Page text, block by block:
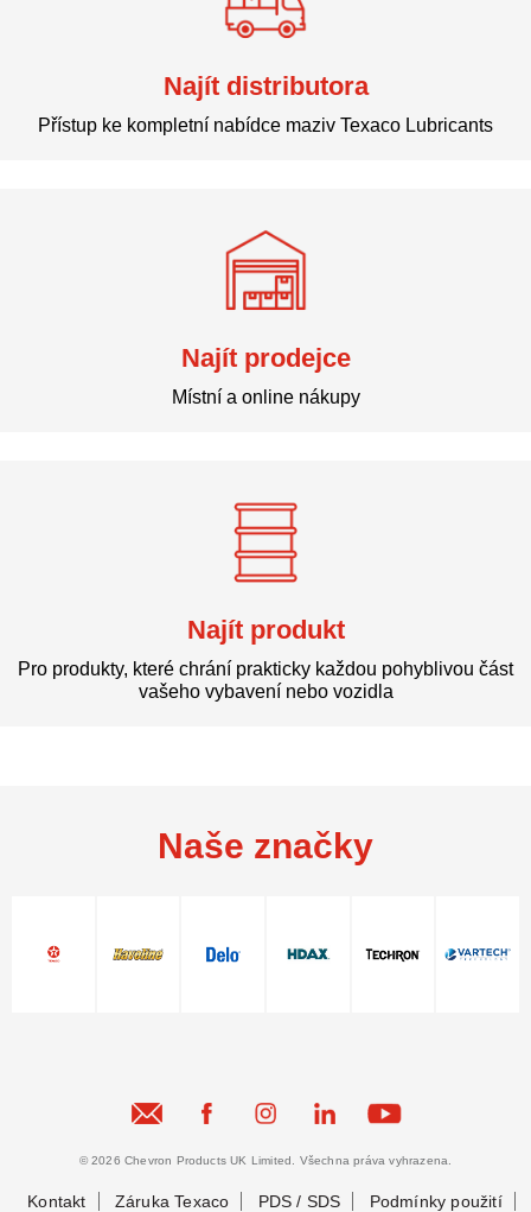
Najít distributora
Přístup ke kompletní nabídce maziv Texaco Lubricants
Najít prodejce
Místní a online nákupy
Najít produkt
Pro produkty, které chrání prakticky každou pohyblivou část
vašeho vybavení nebo vozidla
Naše značky
© 2026 Chevron Products UK Limited. Všechna práva vyhrazena.
Kontakt Záruka Texaco PDS / SDS Podmínky použití